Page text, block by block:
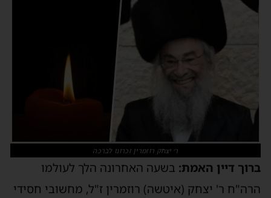
ר׳ יצחק רוזמרין זכרונו לברכה
דיין האמת:בשעה האחרונה הלך לעולמו
ר' יצחק (איטשה) רוזמרין ז"ל, מחשובי חסידי